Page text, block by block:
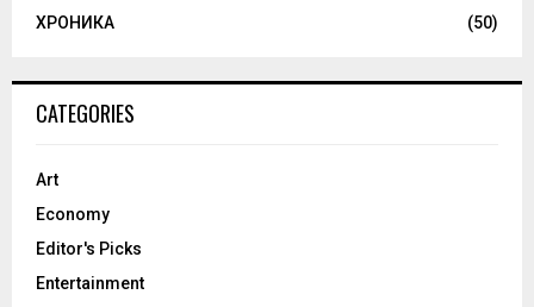
ХРОНИКА
(50)
CATEGORIES
Art
Economy
Editor's Picks
Entertainment